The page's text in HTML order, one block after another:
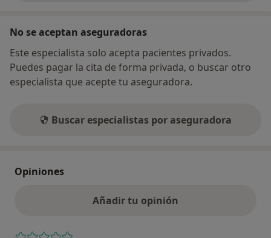
No se aceptan aseguradoras
Este especialista solo acepta pacientes privados.
Puedes pagar la cita de forma privada, o buscar otro
especialista que acepte tu aseguradora.
Buscar especialistas por aseguradora
Opiniones
Añadir tu opinión